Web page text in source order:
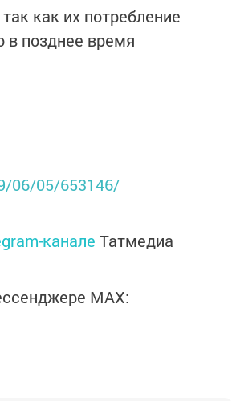
как их потребление
в позднее время
06/05/653146/
канале Татмедиа
MАХ: